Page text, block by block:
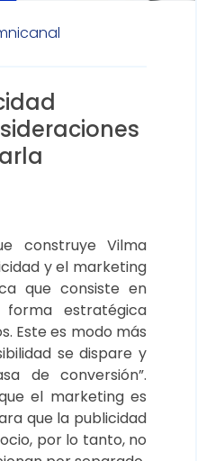
construye Vilma
y el marketing
que consiste en
estratégica
Este es modo más
se dispare y
de conversión”.
el marketing es
que la publicidad
por lo tanto, no